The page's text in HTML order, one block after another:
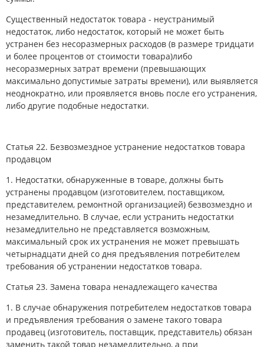
Существенный недостаток товара - неустранимый
недостаток, либо недостаток, который не может быть
устранен без несоразмерных расходов (в размере тридцати
и более процентов от стоимости товара)либо
несоразмерных затрат времени (превышающих
максимально допустимые затраты времени), или выявляется
неоднократно, или проявляется вновь после его устранения,
либо другие подобные недостатки.
Статья 22. Безвозмездное устранение недостатков товара
продавцом
1. Недостатки, обнаруженные в товаре, должны быть
устранены продавцом (изготовителем, поставщиком,
представителем, ремонтной организацией) безвозмездно и
незамедлительно. В случае, если устранить недостатки
незамедлительно не представляется возможным,
максимальный срок их устранения не может превышать
четырнадцати дней со дня предъявления потребителем
требования об устранении недостатков товара.
Статья 23. Замена товара ненадлежащего качества
1. В случае обнаружения потребителем недостатков товара
и предъявления требования о замене такого товара
продавец (изготовитель, поставщик, представитель) обязан
заменить такой товар незамедлительно, а при